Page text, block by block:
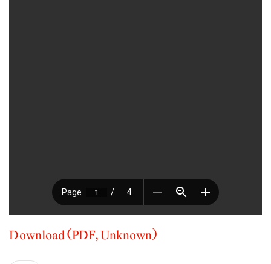
Download (PDF, Unknown)